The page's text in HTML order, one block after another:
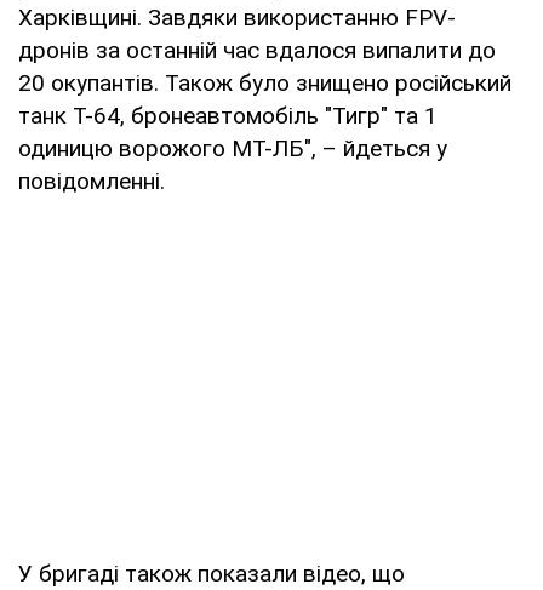
Харківщині. Завдяки використанню FPV-
дронів за останній час вдалося випалити до
20 окупантів. Також було знищено російський
танк Т-64, бронеавтомобіль "Тигр" та 1
одиницю ворожого МТ-ЛБ", – йдеться у
повідомленні.
У бригаді також показали відео, що